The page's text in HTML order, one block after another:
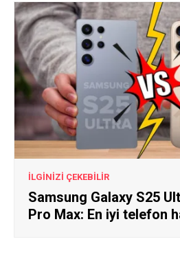
İLGİNİZİ ÇEKEBİLİR
Samsung Galaxy S25
Pro Max: En iyi telefon